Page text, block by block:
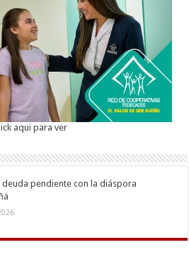
aqui para ver
deuda pendiente con la diáspora